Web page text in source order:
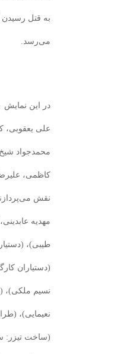
به قتل
می‌رسد.
علی یعقوبی،
محمدجواد
کاظمی،
نقش
مهدیه
‌طیبی)،
(دستیاران
نسیم ‌ملکی)،
نعیمایی)،
(ساخت تیزر: